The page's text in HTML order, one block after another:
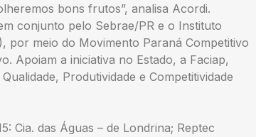
bons frutos”, analisa Acordi.
conjunto pelo Sebrae/PR e o Instituto
por meio do Movimento Paraná Competitivo
Apoiam a iniciativa no Estado, a Faciap,
Produtividade e Competitividade
Cia. das Águas – de Londrina; Reptec